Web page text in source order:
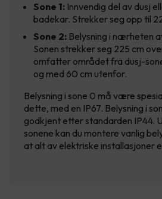
Sone 1: Innvendig del av dusj
badekar. Strekker seg opp til
Sone 2: Belysning i nærheten
Sonen strekker seg 225 cm
omfatter området fra dusj-
og med 60 cm utenfor.
Belysning i sone 0 må være
dette, med en IP67. Belysning i
godkjent etter standarden IP44.
sonene kan du montere vanlig
at alt av elektriske installasjoner